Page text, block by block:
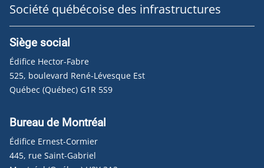
Société québécoise des infrastructures
Siège social
Édifice Hector-Fabre
525, boulevard René-Lévesque Est
Québec (Québec) G1R 5S9
Bureau de Montréal
Édifice Ernest-Cormier
445, rue Saint-Gabriel